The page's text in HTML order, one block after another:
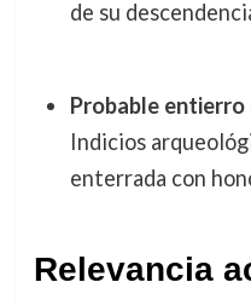
de su
Probable entierro
Indicios
enterrada con
Relevancia